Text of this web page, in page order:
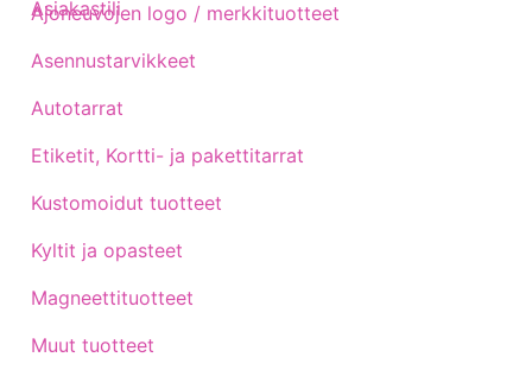
Ajoneuvojen logo / merkkituotteet
Asennustarvikkeet
Autotarrat
Etiketit, Kortti- ja pakettitarrat
Kustomoidut tuotteet
Kyltit ja opasteet
Magneettituotteet
Muut tuotteet
Asiakastili